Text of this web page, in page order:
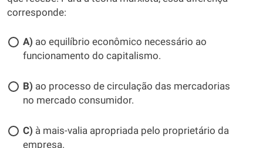
corresponde:
A) ao equilíbrio econômico necessário ao
funcionamento do capitalismo.
B) ao processo de circulação das mercadorias
no mercado consumidor.
C) à mais-valia apropriada pelo proprietário da
empresa.